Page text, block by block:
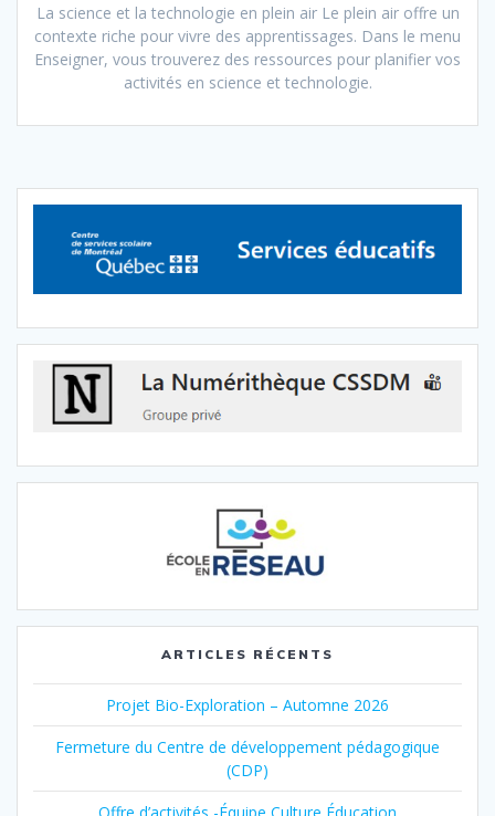
La science et la technologie en plein air Le plein air offre un
contexte riche pour vivre des apprentissages. Dans le menu
Enseigner, vous trouverez des ressources pour planifier vos
activités en science et technologie.
ARTICLES RÉCENTS
Projet Bio-Exploration – Automne 2026
Fermeture du Centre de développement pédagogique
(CDP)
Offre d’activités -Équipe Culture Éducation